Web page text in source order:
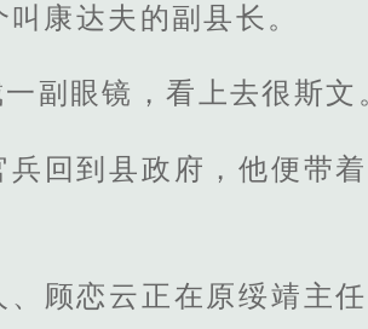
康达夫的副县长。
副眼镜，看上去很斯文
回到县政府，他便带
顾恋云正在原绥靖主